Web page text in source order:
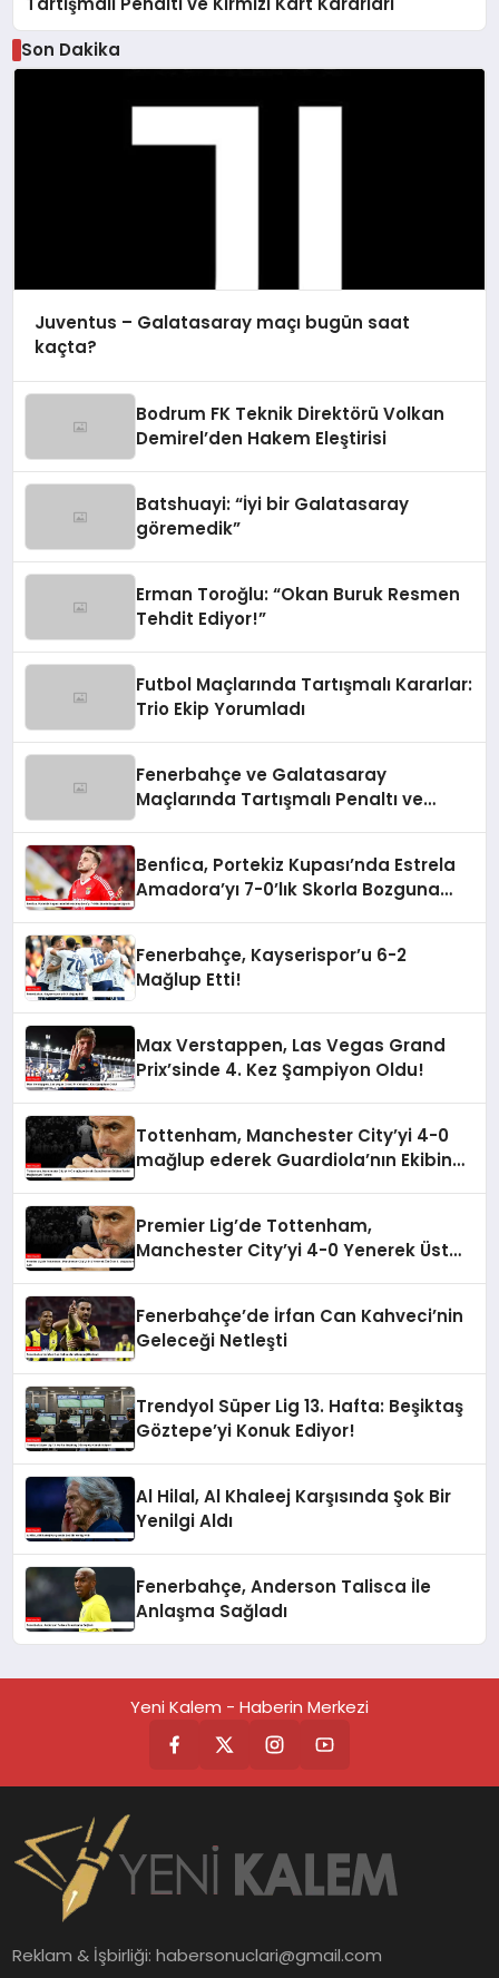
Son Dakika
Juventus – Galatasaray maçı bugün saat
kaçta?
Bodrum FK Teknik Direktörü Volkan
Demirel’den Hakem Eleştirisi
Batshuayi: “İyi bir Galatasaray
göremedik”
Erman Toroğlu: “Okan Buruk Resmen
Tehdit Ediyor!”
Futbol Maçlarında Tartışmalı Kararlar:
Trio Ekip Yorumladı
Fenerbahçe ve Galatasaray
Maçlarında Tartışmalı Penaltı ve
Benfica, Portekiz Kupası’nda Estrela
Amadora’yı 7-0’lık Skorla Bozguna
Fenerbahçe, Kayserispor’u 6-2
Mağlup Etti!
Max Verstappen, Las Vegas Grand
Prix’sinde 4. Kez Şampiyon Oldu!
Tottenham, Manchester City’yi 4-0
mağlup ederek Guardiola’nın Ekibine
Premier Lig’de Tottenham,
Manchester City’yi 4-0 Yenerek Üst
Fenerbahçe’de İrfan Can Kahveci’nin
Geleceği Netleşti
Trendyol Süper Lig 13. Hafta: Beşiktaş
Göztepe’yi Konuk Ediyor!
Al Hilal, Al Khaleej Karşısında Şok Bir
Yenilgi Aldı
Fenerbahçe, Anderson Talisca İle
Anlaşma Sağladı
Yeni Kalem - Haberin Merkezi
Reklam & İşbirliği:habersonuclari@gmail.com